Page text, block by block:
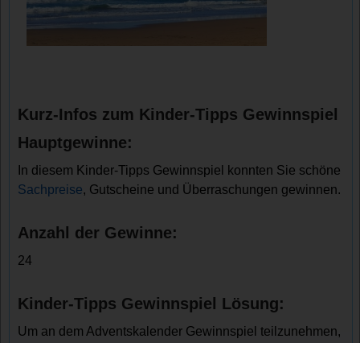
Kurz-Infos zum Kinder-Tipps Gewinnspiel
Hauptgewinne:
In diesem Kinder-Tipps Gewinnspiel konnten Sie schöne
Sachpreise, Gutscheine und Überraschungen gewinnen.
Anzahl der Gewinne:
24
Kinder-Tipps Gewinnspiel Lösung:
Um an dem Adventskalender Gewinnspiel teilzunehmen,